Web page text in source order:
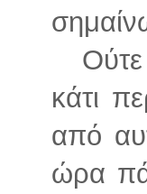
Ούτε
κάτι
από
ώρα